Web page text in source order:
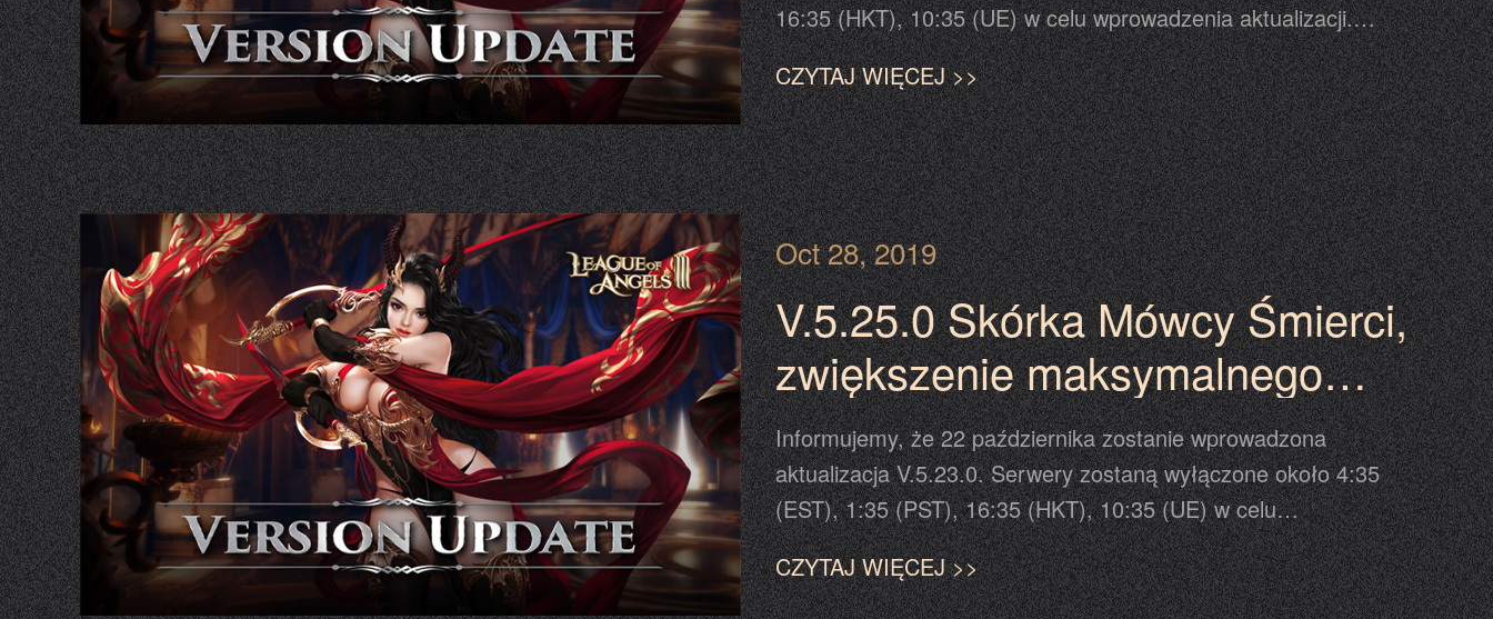
16:35 (HKT), 10:35 (UE) w celu wprowadzenia aktualizacji.
Prosimy o odświeżenie strony celem zakończenia procesu
aktualizacji. Aktualizacja może się odbyć przed lub po czasie
zaplanowanym w harmonogramie, dlatego prosimy traktować
powiadomienie przewijające się w grze jako ostateczną
informację.
CZYTAJ WIĘCEJ >>
Oct 28, 2019
V.5.25.0 Skórka Mówcy Śmierci,
zwiększenie maksymalnego
poziomu udoskonalenia
Wierzchowca i Skrzydeł
Informujemy, że 22 października zostanie wprowadzona
aktualizacja V.5.23.0. Serwery zostaną wyłączone około 4:35
(EST), 1:35 (PST), 16:35 (HKT), 10:35 (UE) w celu
wprowadzenia aktualizacji. Prosimy o odświeżenie strony celem
zakończenia procesu aktualizacji. Aktualizacja może się odbyć
CZYTAJ WIĘCEJ >>